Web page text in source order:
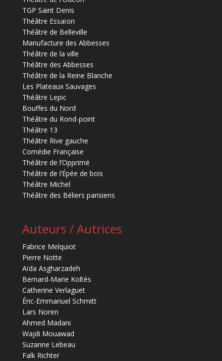
TGP Saint Denis
Théâtre Essaïon
Théâtre de Belleville
Manufacture des Abbesses
Théâtre de la ville
Théâtre des Abbesses
Théâtre de la Reine Blanche
Les Plateaux Sauvages
Théâtre Lepic
Bouffes du Nord
Théâtre du Rond-point
Théâtre 13
Théâtre Rive gauche
Comédie Française
Théâtre de l’Opprimé
Théâtre de l’Épée de bois
Théâtre Michel
Théâtre des Béliers parisiens
Auteurs / Autrices
Fabrice Melquiot
Pierre Notte
Aïda Asgharzadeh
Bernard-Marie Koltès
Catherine Verlaguet
Éric-Emmanuel Schmitt
Lars Noren
Ahmed Madani
Wajdi Mouawad
Suzanne Lebeau
Falk Richter